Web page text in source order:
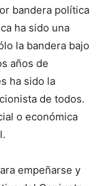
bandera política
ha sido una
la bandera bajo
años de
ha sido la
de todos.
o económica
empeñarse y